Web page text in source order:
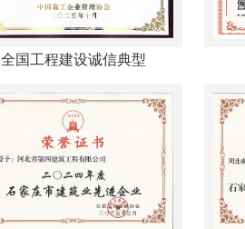
全国工程建设诚信典型